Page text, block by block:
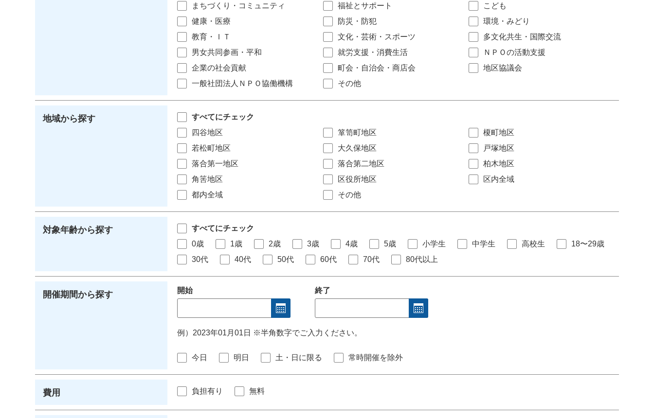
まちづくり・コミュニティ
福祉とサポート
こども
健康・医療
防災・防犯
環境・みどり
教育・ＩＴ
文化・芸術・スポーツ
多文化共生・国際交流
男女共同参画・平和
就労支援・消費生活
ＮＰＯの活動支援
企業の社会貢献
町会・自治会・商店会
地区協議会
一般社団法人ＮＰＯ協働機構
その他
地域から探す
すべてにチェック
四谷地区
箪笥町地区
榎町地区
若松町地区
大久保地区
戸塚地区
落合第一地区
落合第二地区
柏木地区
角筈地区
区役所地区
区内全域
都内全域
その他
対象年齢から探す
すべてにチェック
0歳
1歳 2歳 3歳 4歳 5歳 小学生 中学生 高校生
18〜29歳
30代
40代 50代 60代 70代 80代以上
開催期間から探す 開始 終了
例）2023年01月01日 ※半角数字でご入力ください。
今日 明日 土・日に限る 常時開催を除外
費用 負担有り 無料